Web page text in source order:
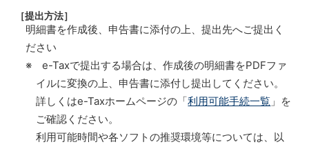
［提出方法］
明細書を作成後、申告書に添付の上、提出先へご提出く
ださい
※ e-Taxで提出する場合は、作成後の明細書をPDFファ
イルに変換の上、申告書に添付し提出してください。
詳しくはe-Taxホームページの「利用可能手続一覧 」を
ご確認ください。
利用可能時間や各ソフトの推奨環境等については、以